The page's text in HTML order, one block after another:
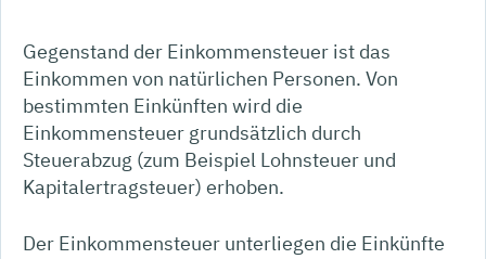
Gegenstand der Einkommensteuer ist das
Einkommen von natürlichen Personen. Von
bestimmten Einkünften wird die
Einkommensteuer grundsätzlich durch
Steuerabzug (zum Beispiel Lohnsteuer und
Kapitalertragsteuer) erhoben.
Der Einkommensteuer unterliegen die Einkünfte